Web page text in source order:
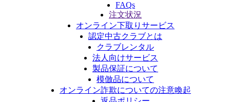
FAQs
注文状況
オンライン下取りサービス
認定中古クラブとは
クラブレンタル
法人向けサービス
製品保証について
模倣品について
オンライン詐欺についての注意喚起